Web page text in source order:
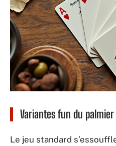
Variantes fun du
Le jeu standard